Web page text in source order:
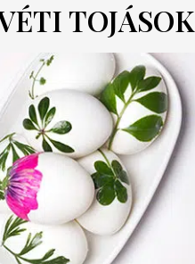
TOJÁSOK